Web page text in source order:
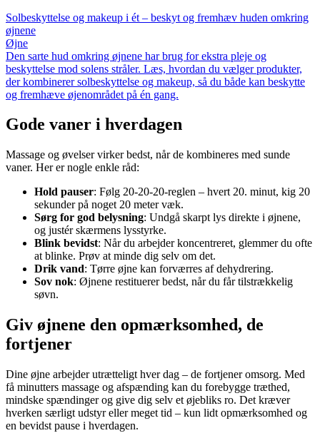
Solbeskyttelse og makeup i ét – beskyt og fremhæv huden omkring
øjnene
Øjne
Den sarte hud omkring øjnene har brug for ekstra pleje og
beskyttelse mod solens stråler. Læs, hvordan du vælger produkter,
der kombinerer solbeskyttelse og makeup, så du både kan beskytte
og fremhæve øjenområdet på én gang.
Gode vaner i hverdagen
Massage og øvelser virker bedst, når de kombineres med sunde
vaner. Her er nogle enkle råd:
Hold pauser: Følg 20-20-20-reglen – hvert 20. minut, kig 20
sekunder på noget 20 meter væk.
Sørg for god belysning: Undgå skarpt lys direkte i øjnene,
og justér skærmens lysstyrke.
Blink bevidst: Når du arbejder koncentreret, glemmer du ofte
at blinke. Prøv at minde dig selv om det.
Drik vand: Tørre øjne kan forværres af dehydrering.
Sov nok: Øjnene restituerer bedst, når du får tilstrækkelig
søvn.
Giv øjnene den opmærksomhed, de
fortjener
Dine øjne arbejder utrætteligt hver dag – de fortjener omsorg. Med
få minutters massage og afspænding kan du forebygge træthed,
mindske spændinger og give dig selv et øjebliks ro. Det kræver
hverken særligt udstyr eller meget tid – kun lidt opmærksomhed og
en bevidst pause i hverdagen.